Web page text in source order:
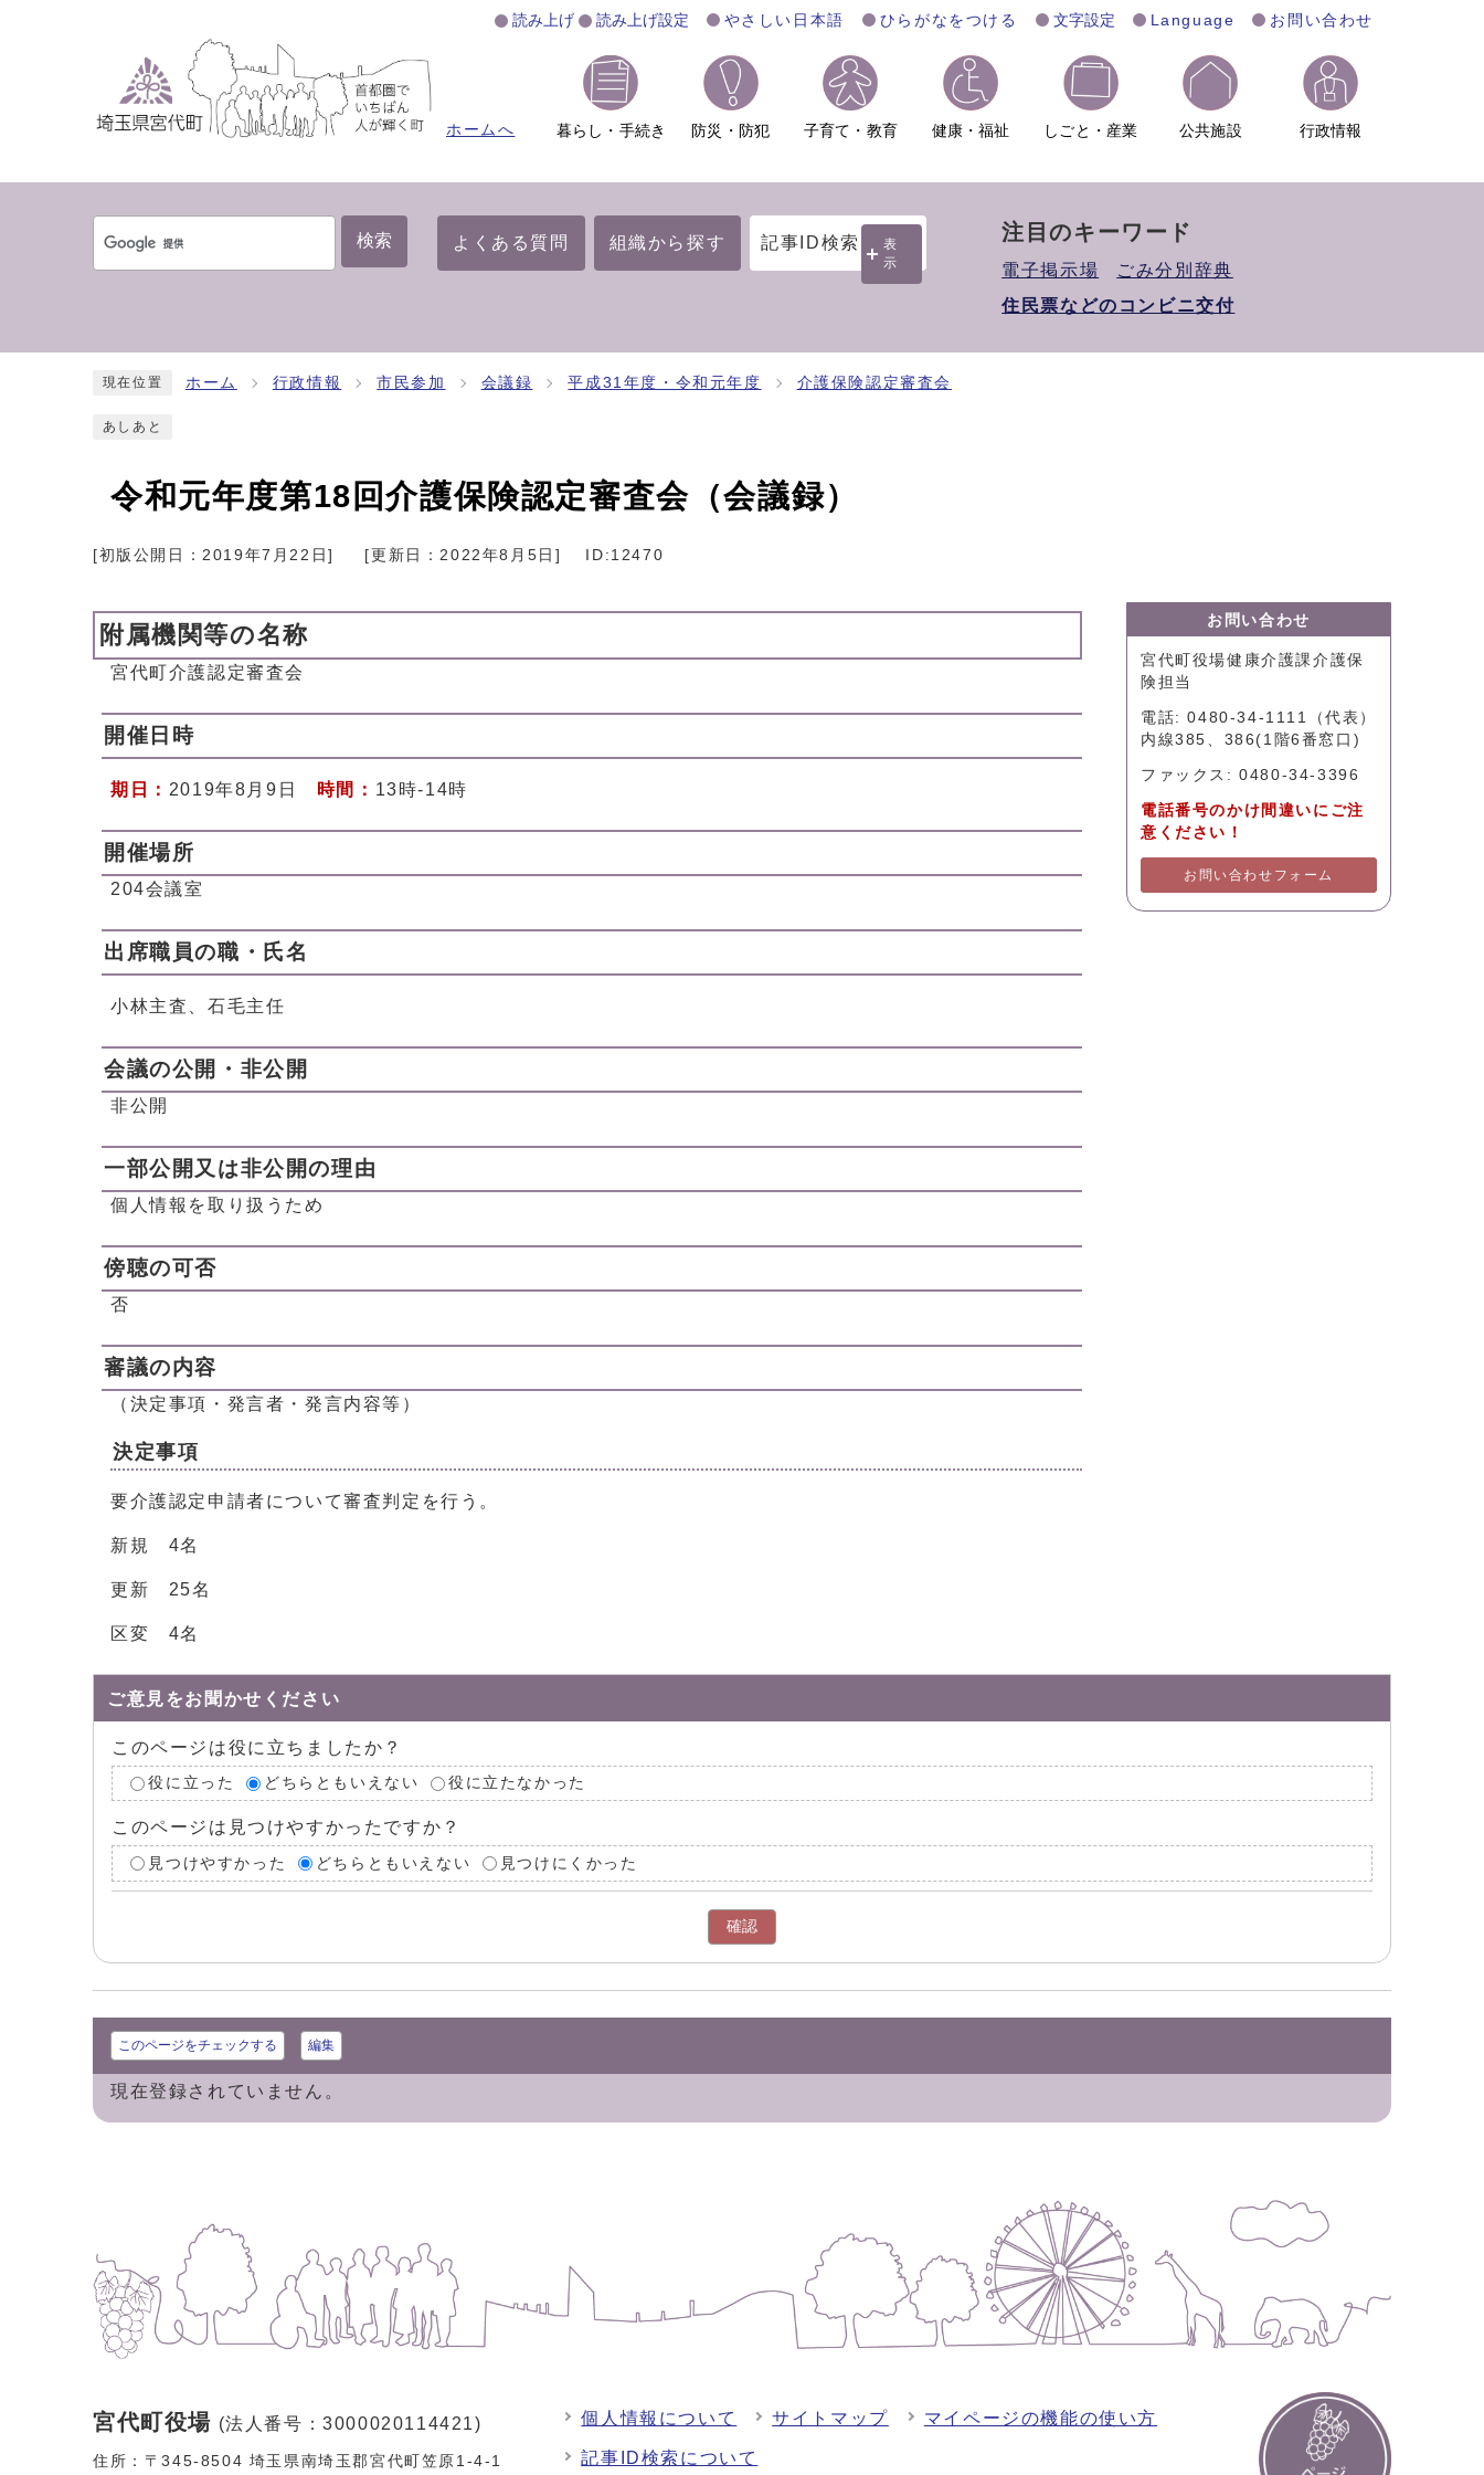
読み上げ 読み上げ設定 やさしい日本語 ひらがなをつける 文字設定 Language お問い合わせ
ホームへ 暮らし・手続き 防災・防犯 子育て・教育 健康・福祉 しごと・産業 公共施設 行政情報
検索 よくある質問 組織から探す 記事ID検索
表
示
注目のキーワード
電子掲示場
ごみ分別辞典
住民票などのコンビニ交付
現在位置 ホーム 行政情報 市民参加 会議録 平成31年度・令和元年度 介護保険認定審査会
あしあと
令和元年度第18回介護保険認定審査会（会議録）
[初版公開日：2019年7月22日] [更新日：2022年8月5日 ] ID:12470
附属機関等の名称
宮代町介護認定審査会
開催日時
期日： 2019年8月9日 時間： 13時-14時
開催場所
204会議室
出席職員の職・氏名
小林主査、石毛主任
会議の公開・非公開
非公開
一部公開又は非公開の理由
個人情報を取り扱うため
傍聴の可否
否
審議の内容
（決定事項・発言者・発言内容等）
決定事項
要介護認定申請者について審査判定を行う。
新規 4名
更新 25名
区変 4名
お問い合わせ
宮代町役場健康介護課介護保
険担当
電話: 0480-34-1111（代表）
内線385、386(1階6番窓口)
ファックス: 0480-34-3396
電話番号のかけ間違いにご注
意ください！
お問い合わせフォーム
ご意見をお聞かせください
このページは役に立ちましたか？
役に立った どちらともいえない 役に立たなかった
このページは見つけやすかったですか？
見つけやすかった どちらともいえない 見つけにくかった
確認
このページをチェックする 編集
現在登録されていません。
宮代町役場 (法人番号：3000020114421)
住所：〒345-8504 埼玉県南埼玉郡宮代町笠原1-4-1
個人情報について サイトマップ マイページの機能の使い方
記事ID検索について